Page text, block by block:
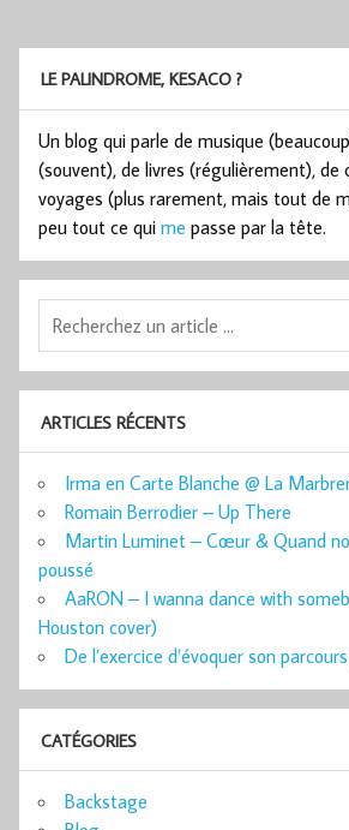
LE PALINDROME, KESACO ?
Un blog qui parle de musique
(souvent), de livres (régulièrement), de
voyages (plus rarement, mais tout de
peu tout ce qui me passe par la tête.
ARTICLES RÉCENTS
Irma en Carte Blanche @ La
Romain Berrodier – Up There
Martin Luminet – Cœur & Quand
poussé
AaRON – I wanna dance with
Houston cover)
De l’exercice d’évoquer son
CATÉGORIES
Backstage